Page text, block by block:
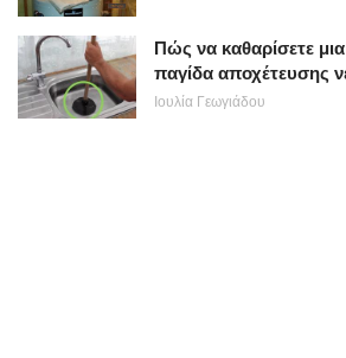
Πώς να καθαρίσετε
παγίδα αποχέτευσης
Ιουλία Γεωγιάδου